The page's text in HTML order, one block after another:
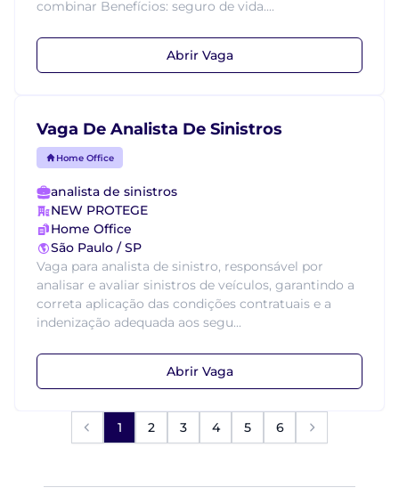
combinar Benefícios: seguro de vida....
Abrir Vaga
Vaga De Analista De Sinistros
Home Office
analista de sinistros
NEW PROTEGE
Home Office
São Paulo / SP
Vaga para analista de sinistro, responsável por
analisar e avaliar sinistros de veículos, garantindo a
correta aplicação das condições contratuais e a
indenização adequada aos segu...
Abrir Vaga
1 2 3 4 5 6